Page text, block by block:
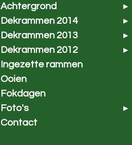
Achtergrond
Dekrammen 2014
Dekrammen 2013
Dekrammen 2012
Ingezette rammen
Ooien
Fokdagen
Foto's
Contact